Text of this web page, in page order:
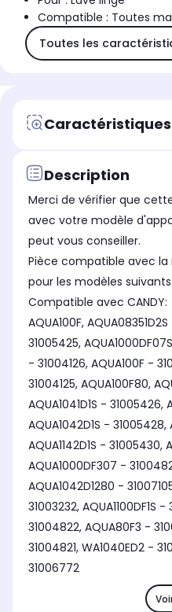
Compatible : Toutes
Toutes les
Description
Merci de vérifier que
avec votre modèle
peut vous conseiller.
Pièce compatible avec la
pour les modèles suivants
Compatible avec CANDY:
AQUA100F,
31005425,
- 31004126, AQUA100F -
31004125, AQUA100F80,
AQUA1041D1S - 31005426,
AQUA1042D1S - 31005428,
AQUA1142D1S -
AQUA1000DF307 -
AQUA1042D1280 -
31003232, AQUA1100DF1S
31004822, AQUA80F3 -
31004821, WA1040ED2 -
31006772